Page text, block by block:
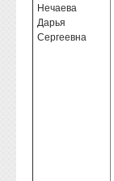
Нечаева
Дарья
Сергеевна